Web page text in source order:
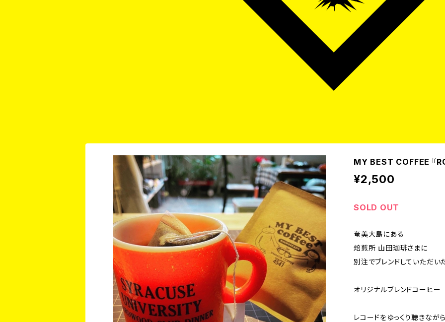
MY BEST COFFEE 『
¥2,500
SOLD OUT
奄美大島にある
焙煎所 山田珈琲さまに
別注でブレンドしていただい
オリジナルブレンドコーヒー
レコードをゆっくり聴きなが